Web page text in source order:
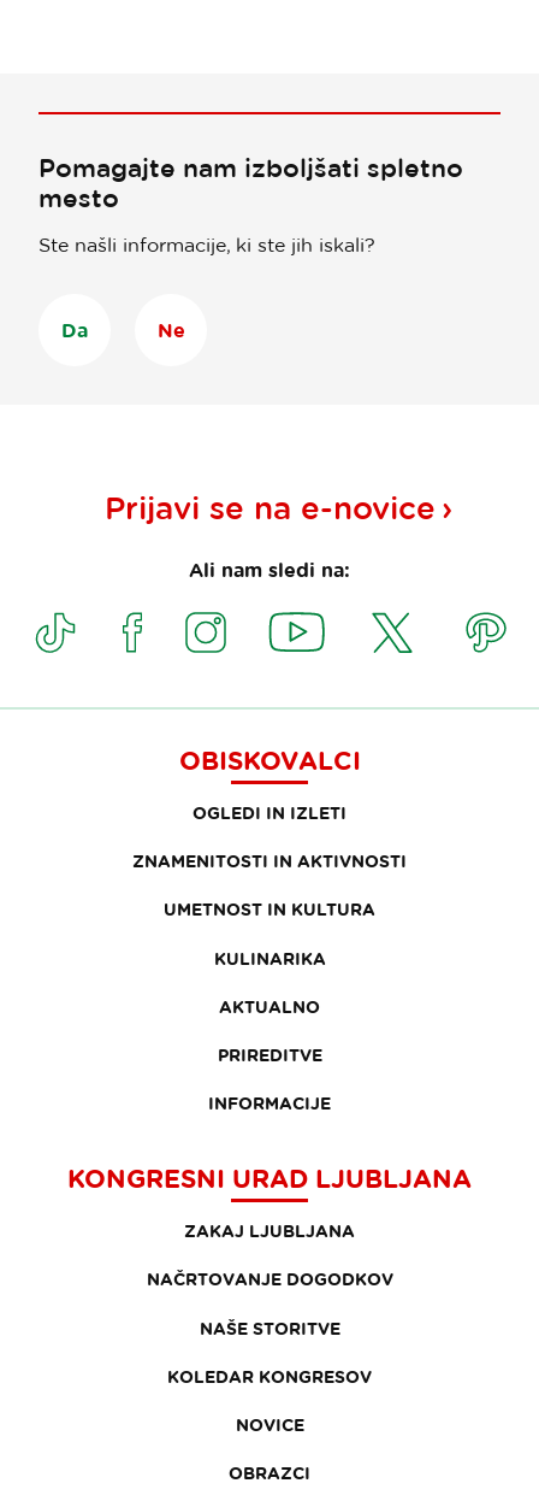
Pomagajte nam izboljšati spletno
mesto
Ste našli informacije, ki ste jih iskali?
Da Ne
Prijavi se na e-novice
Ali nam sledi na:
OBISKOVALCI
OGLEDI IN IZLETI
ZNAMENITOSTI IN AKTIVNOSTI
UMETNOST IN KULTURA
KULINARIKA
AKTUALNO
PRIREDITVE
INFORMACIJE
KONGRESNI URAD LJUBLJANA
ZAKAJ LJUBLJANA
NAČRTOVANJE DOGODKOV
NAŠE STORITVE
KOLEDAR KONGRESOV
NOVICE
OBRAZCI